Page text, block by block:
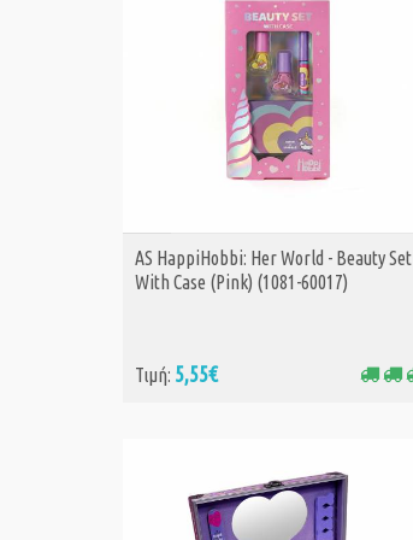
ΑΓΟΡΑ
AS HappiHobbi: Her World - Beauty Set
With Case (Pink) (1081-60017)
Τιμή: 5,55€